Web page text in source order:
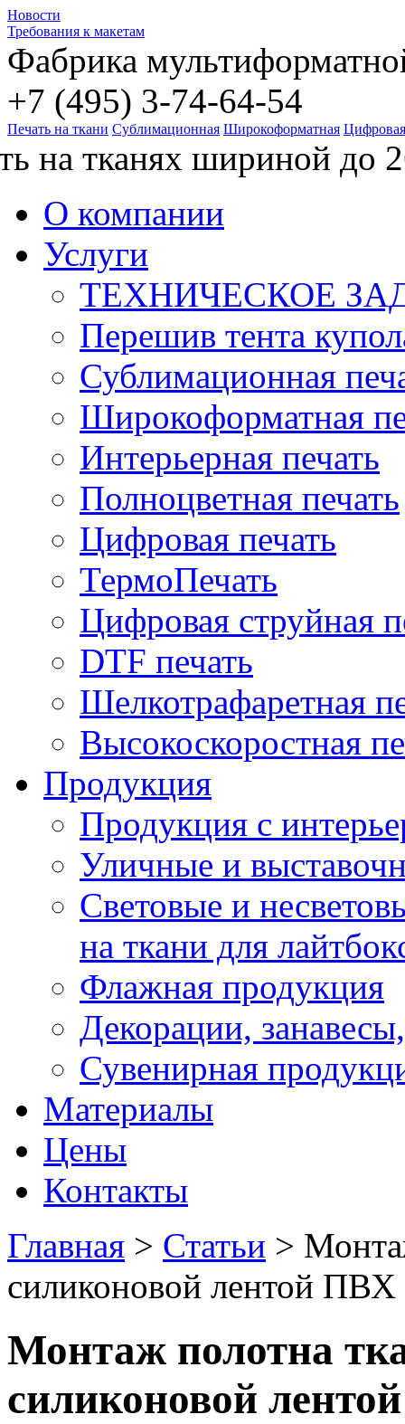
Новости
Требования к макетам
Фабрика
+7 (495) 3-74-64-54
Печать на ткани Сублимационная Широкоформатная Цифровая
на тканях шириной до
О компании
Услуги
ТЕХНИЧЕСКОЕ
Перешив тента
Сублимационная
Широкоформатная
Интерьерная печать
Полноцветная печать
Цифровая печать
ТермоПечать
Цифровая струйная
DTF печать
Шелкотрафаретная
Высокоскоростная
Продукция
Продукция с
Уличные и
Световые и
на ткани для
Флажная продукция
Декорации,
Сувенирная
Материалы
Цены
Контакты
Главная > Статьи >
силиконовой лентой ПВХ
Монтаж полотна
силиконовой